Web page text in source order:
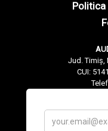
Jud. Timiș,
CUI: